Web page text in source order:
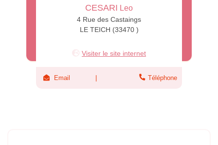
CESARI Leo
4 Rue des Castaings
LE TEICH (33470 )
Visiter le site internet
Email Téléphone